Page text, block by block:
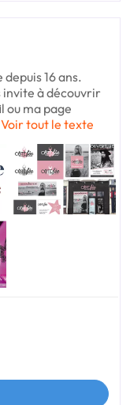
16 ans.
invite à découvrir
ou ma page
Voir tout le texte